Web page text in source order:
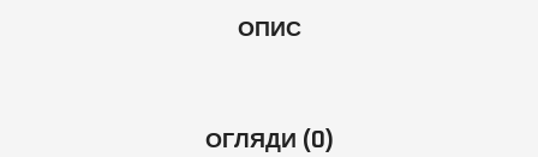
ОПИС
ОГЛЯДИ (0)